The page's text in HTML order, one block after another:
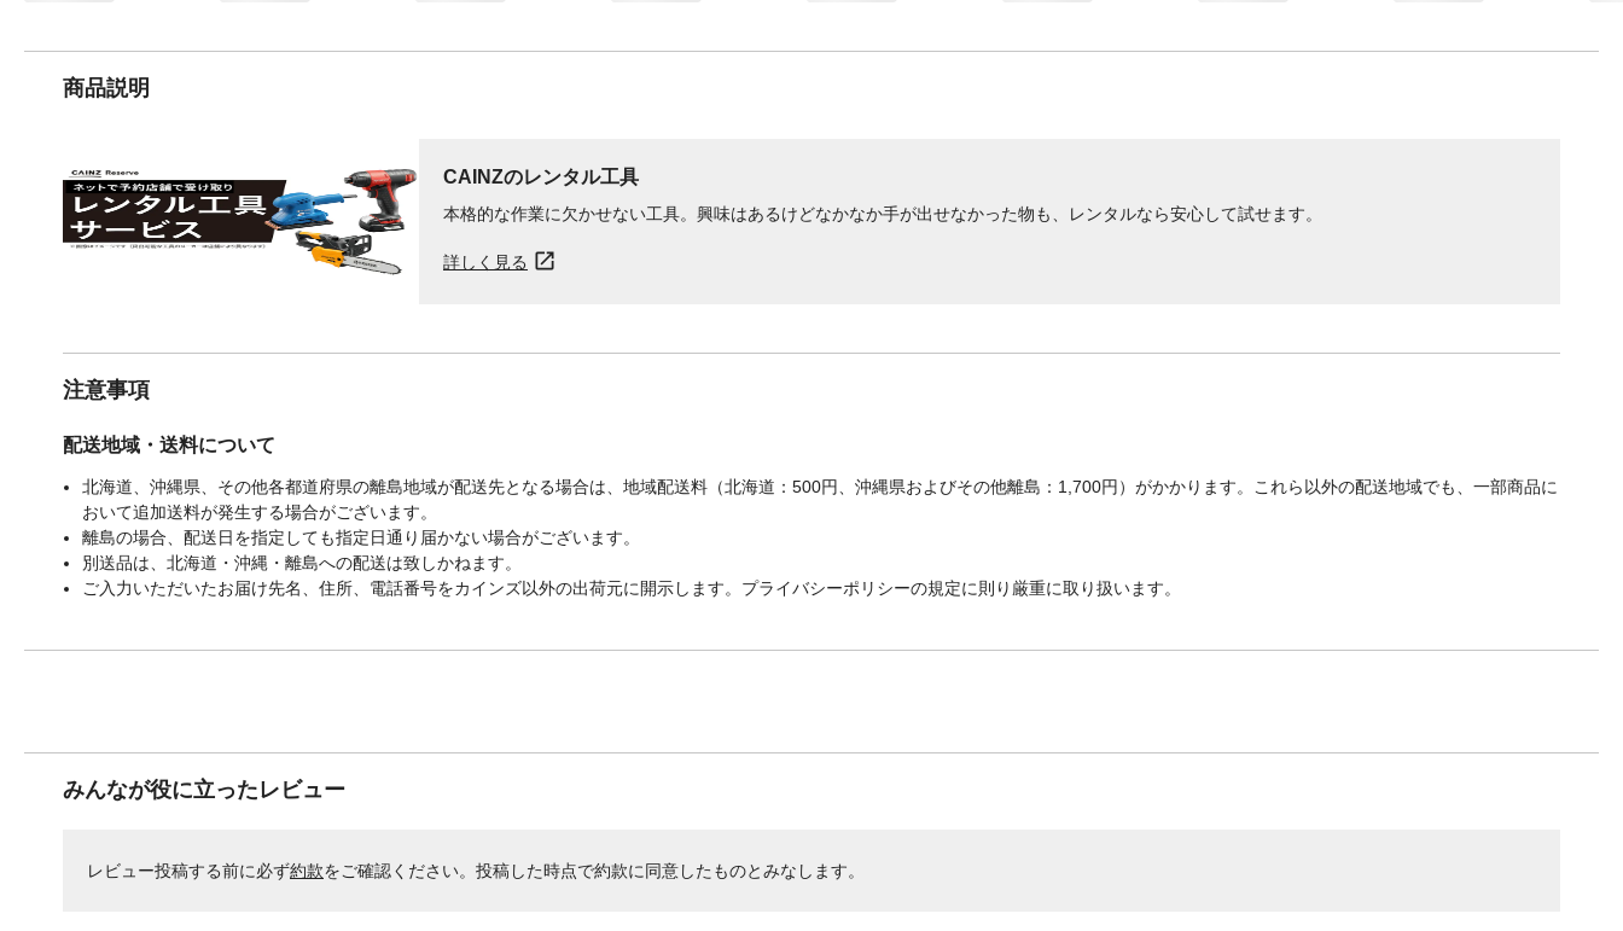
商品説明
CAINZのレンタル工具
本格的な作業に欠かせない工具。興味はあるけどなかなか手が出せなかった物も、レンタルなら安心して試せます。
詳しく見る
注意事項
配送地域・送料について
北海道、沖縄県、その他各都道府県の離島地域が配送先となる場合は、地域配送料（北海道：500円、沖縄県およびその他離島：1,700円）がかかります。これら以外の配送地域でも、一部商品に
おいて追加送料が発生する場合がございます。
離島の場合、配送日を指定しても指定日通り届かない場合がございます。
別送品は、北海道・沖縄・離島への配送は致しかねます。
ご入力いただいたお届け先名、住所、電話番号をカインズ以外の出荷元に開示します。プライバシーポリシーの規定に則り厳重に取り扱います。
みんなが役に立ったレビュー
レビュー投稿する前に必ず約款をご確認ください。投稿した時点で約款に同意したものとみなします。